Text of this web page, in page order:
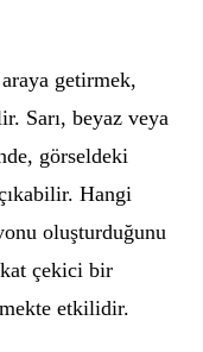
getirmek,
Sarı, beyaz veya
görseldeki
Hangi
oluşturduğunu
çekici bir
etkilidir.